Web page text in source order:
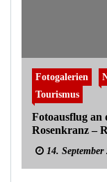
Fotogalerien
Tourismus
Fotoausflug an
Rosenkranz –
14. September